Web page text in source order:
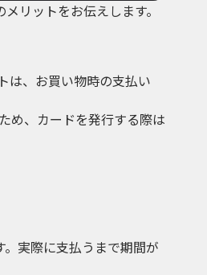
リットをお伝えします。
は、お買い物時の支払い
め、カードを発行する際は
実際に支払うまで期間が